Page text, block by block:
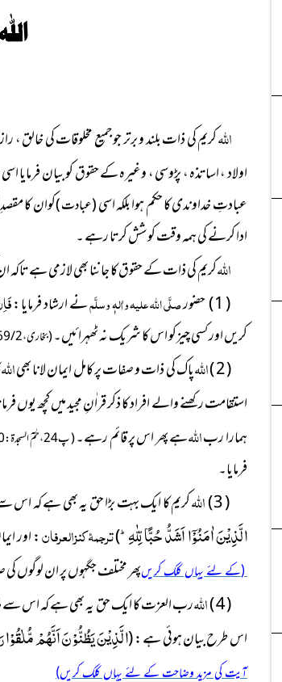
اللہکریم کی ذات بلند و برتر جو جمیع مخلوقات کی
اولاد ، اساتذہ ، پڑوسی ، وغیرہ کے حقوق کو بیان فرمایا
عبادتِ خداوندی کا حکم ہوا بلکہ اسی( عبادت )کوان کا
ادا کرنے کی ہمہ وقتکوشش کرتا رہے ۔
اللہکریم کی ذات کے حقوق کا جاننا بھی لازمی ہے تاکہ
( 1 ) حضور
صلَّی اللہ علیہ واٰلہٖ وسلَّمنے ارشاد فرمایا :
کریں اور کسی چیزکو اس کا شریک نہ ٹھہرائیں۔( بخاری ، 2 / 269 ، 270 ، حدیث : 2856 )
( 2 ) اللہپاککی ذات و صفات پر کامل ایمان لانا بھیاللہ
استقامت رکھنے والے افراد کا ذکر قراٰنِ مجید میں کچھ یوں
ہمارا رباللہہے پھر اس پر قائم رہے۔( پ24 ، حٰمٓ السجدۃ : 30)
فرمایا۔
( 3 )
اللہکریم کا ایک بہت بڑا حق یہ بھی ہے کہ اس
الَّذِیْنَ اٰمَنُوْۤا اَشَدُّ حُبًّا لِّلّٰهِؕ-)ترجمۂ کنزالعرفان: اور
کے لئے یہاں کلک کریں)
پھر مختلف جگہوں پر ان لوگوں
( 4 )
اللہرب العزت کا ایک حق یہ بھی ہے کہ اس سے
اس طرح بیان ہوئی ہے :(الَّذِیْنَ یَظُنُّوْنَ اَنَّهُمْ
آیت کی مزید وضاحت کے لئے یہاں کلک کریں)